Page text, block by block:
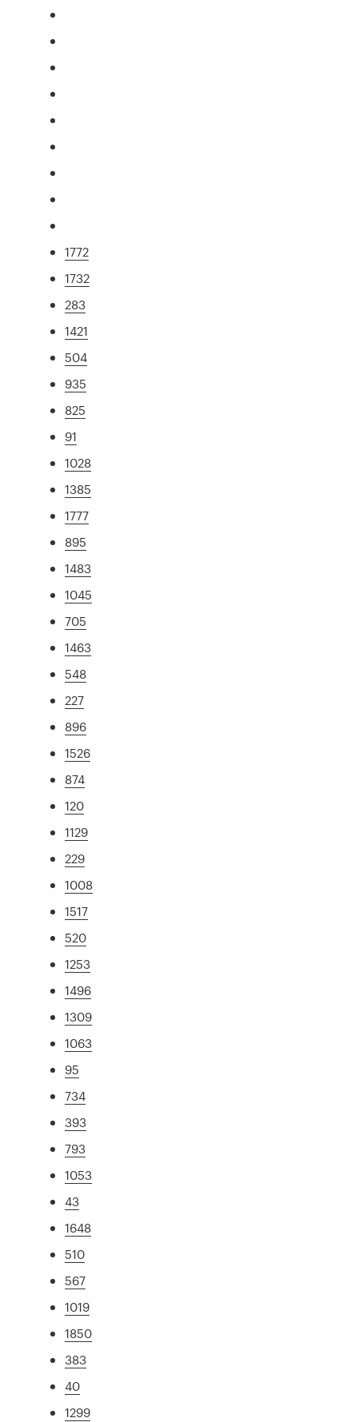
1772
1732
283
1421
504
935
825
91
1028
1385
1777
895
1483
1045
705
1463
548
227
896
1526
874
120
1129
229
1008
1517
520
1253
1496
1309
1063
95
734
393
793
1053
43
1648
510
567
1019
1850
383
40
1299